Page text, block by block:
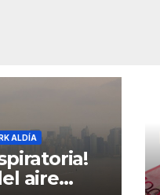
ALDÍA
aire